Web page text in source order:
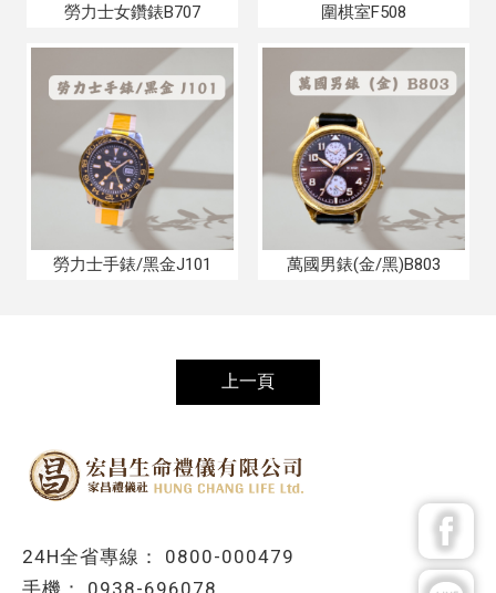
勞力士女鑽錶B707 圍棋室F508
勞力士手錶/黑金J101 萬國男錶(金/黑)B803
上一頁
0800-000479